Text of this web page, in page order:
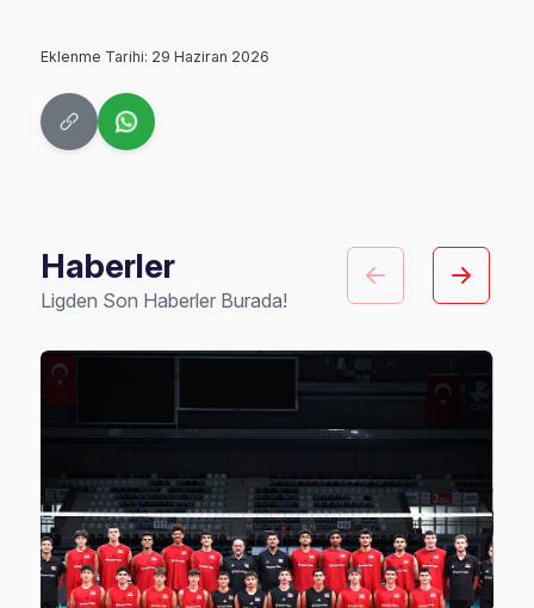
Eklenme Tarihi: 29 Haziran 2026
Haberler
Ligden Son Haberler Burada!